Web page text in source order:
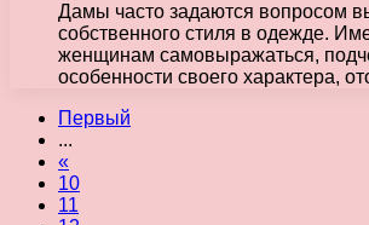
Дамы часто задаются вопросом
собственного стиля в одежде.
женщинам самовыражаться,
особенности своего характера,
Первый
...
«
10
11